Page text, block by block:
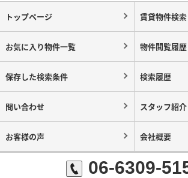
トップページ 賃貸物件検索
お気に入り物件一覧 物件閲覧履歴
保存した検索条件 検索履歴
問い合わせ スタッフ紹介
お客様の声 会社概要
06-6309-